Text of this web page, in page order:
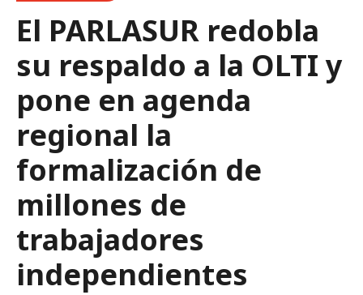
El PARLASUR redobla
su respaldo a la OLTI y
pone en agenda
regional la
formalización de
millones de
trabajadores
independientes